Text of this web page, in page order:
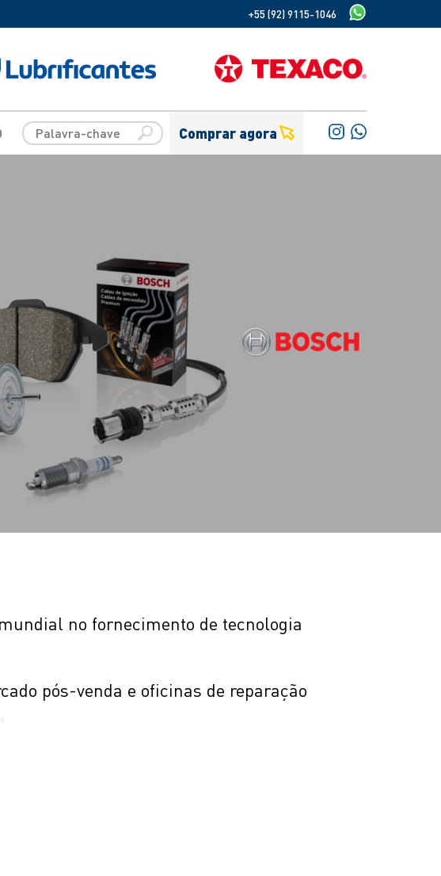
+55 (92) 9115-1046
Comprar agora
no fornecimento de tecnologia
pós-venda e oficinas de reparação